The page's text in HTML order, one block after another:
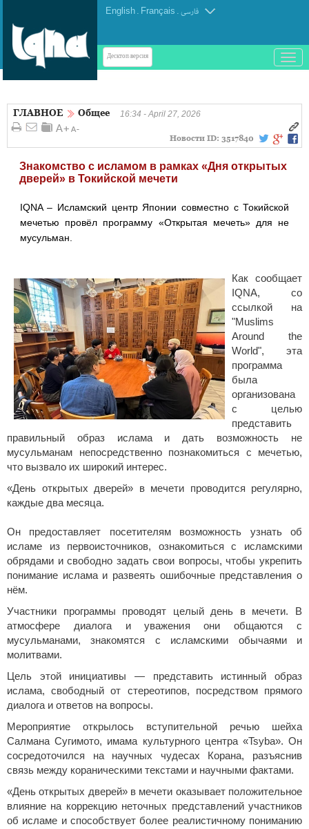
English . Français . فارسی
Десктоп-версия
باز
و
کردن
ГЛАВНОЕ Общее 16:34 - April 27, 2026
Новости ID: 3517840
Знакомство с исламом в рамках «Дня открытых
дверей» в Токийской мечети
IQNA – Исламский центр Японии совместно с Токийской
мечетью провёл программу «Открытая мечеть» для не
мусульман.
Как сообщает
IQNA, со
ссылкой на
"Muslims
Around the
World", эта
программа
была
организована
с целью
представить
правильный образ ислама и дать возможность не
мусульманам непосредственно познакомиться с мечетью,
что вызвало их широкий интерес.
«День открытых дверей» в мечети проводится регулярно,
каждые два месяца.
Он предоставляет посетителям возможность узнать об
исламе из первоисточников, ознакомиться с исламскими
обрядами и свободно задать свои вопросы, чтобы укрепить
понимание ислама и развеять ошибочные представления о
нём.
Участники программы проводят целый день в мечети. В
атмосфере диалога и уважения они общаются с
мусульманами, знакомятся с исламскими обычаями и
молитвами.
Цель этой инициативы — представить истинный образ
ислама, свободный от стереотипов, посредством прямого
диалога и ответов на вопросы.
Мероприятие открылось вступительной речью шейха
Салмана Сугимото, имама культурного центра «Tsyba». Он
сосредоточился на научных чудесах Корана, разъяснив
связь между кораническими текстами и научными фактами.
«День открытых дверей» в мечети оказывает положительное
влияние на коррекцию неточных представлений участников
об исламе и способствует более реалистичному пониманию